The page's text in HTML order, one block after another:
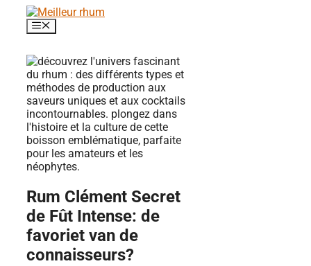
Menu
Rum Clément Secret
de Fût Intense: de
favoriet van de
connaisseurs?